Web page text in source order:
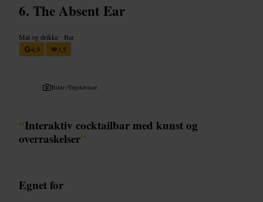
The Absent Ear
Mat og drikke • Bar
4,9
3,5
Bilde /TripAdvisor
“Interaktiv cocktailbar med kunst og
overraskelser”
Egnet for